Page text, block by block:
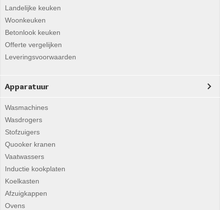
Landelijke keuken
Woonkeuken
Betonlook keuken
Offerte vergelijken
Leveringsvoorwaarden
Apparatuur
Wasmachines
Wasdrogers
Stofzuigers
Quooker kranen
Vaatwassers
Inductie kookplaten
Koelkasten
Afzuigkappen
Ovens